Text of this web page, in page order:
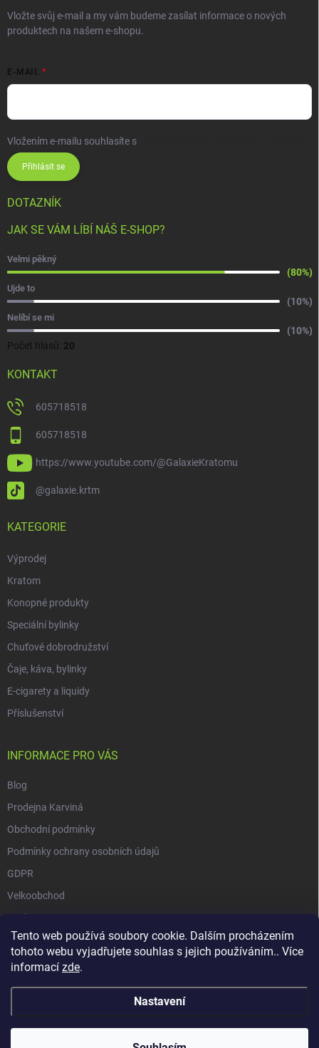
Tento web používá soubory cookie. Dalším procházením
tohoto webu vyjadřujete souhlas s jejich používáním.. Více
informací zde.
Nastavení
Vložte svůj e-mail a my vám budeme zasílat informace o nových
produktech na našem e-shopu.
E-MAIL
Vložením e-mailu souhlasíte s
Přihlásit se
DOTAZNÍK
JAK SE VÁM LÍBÍ NÁŠ E-SHOP?
Velmi pěkný
(80%)
Ujde to
(10%)
Nelíbí se mi
(10%)
Počet hlasů: 20
KONTAKT
605718518
605718518
https://www.youtube.com/@GalaxieKratomu
@galaxie.krtm
KATEGORIE
Výprodej
Kratom
Konopné produkty
Speciální bylinky
Chuťové dobrodružství
Čaje, káva, bylinky
E-cigarety a liquidy
Příslušenství
INFORMACE PRO VÁS
Blog
Prodejna Karviná
Obchodní podmínky
Podmínky ochrany osobních údajů
GDPR
Velkoobchod
O nás
Vrácení zásilky přes Zásilkovnu
Copyright 2026GALAXIE KRATOMU. Všechna práva vyhrazena.